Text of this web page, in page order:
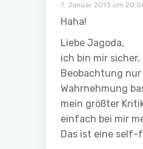
7. Januar 2013 um
Haha!
Liebe Jagoda,
ich bin mir sicher,
Beobachtung
Wahrnehmung
mein größter
einfach bei mir
Das ist eine self-